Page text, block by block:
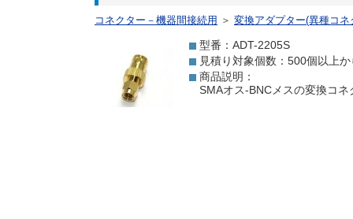
コネクター－機器間接続用 ＞ 変換アダプター(異種コネ
型番：ADT-2205S
見積り対象個数：500個以上か
商品説明：
SMAオス-BNCメスの変換コ